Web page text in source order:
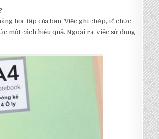
học tập của bạn. Việc ghi chép, tổ chức
một cách hiệu quả. Ngoài ra, việc sử dụng